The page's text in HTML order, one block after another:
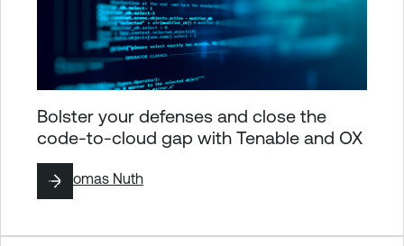
Bolster your defenses and close the
code-to-cloud gap with Tenable and OX
ByThomas Nuth